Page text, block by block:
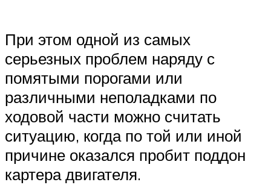
При этом одной из самых
серьезных проблем наряду с
помятыми порогами или
различными неполадками по
ходовой части можно считать
ситуацию, когда по той или иной
причине оказался пробит поддон
картера двигателя.